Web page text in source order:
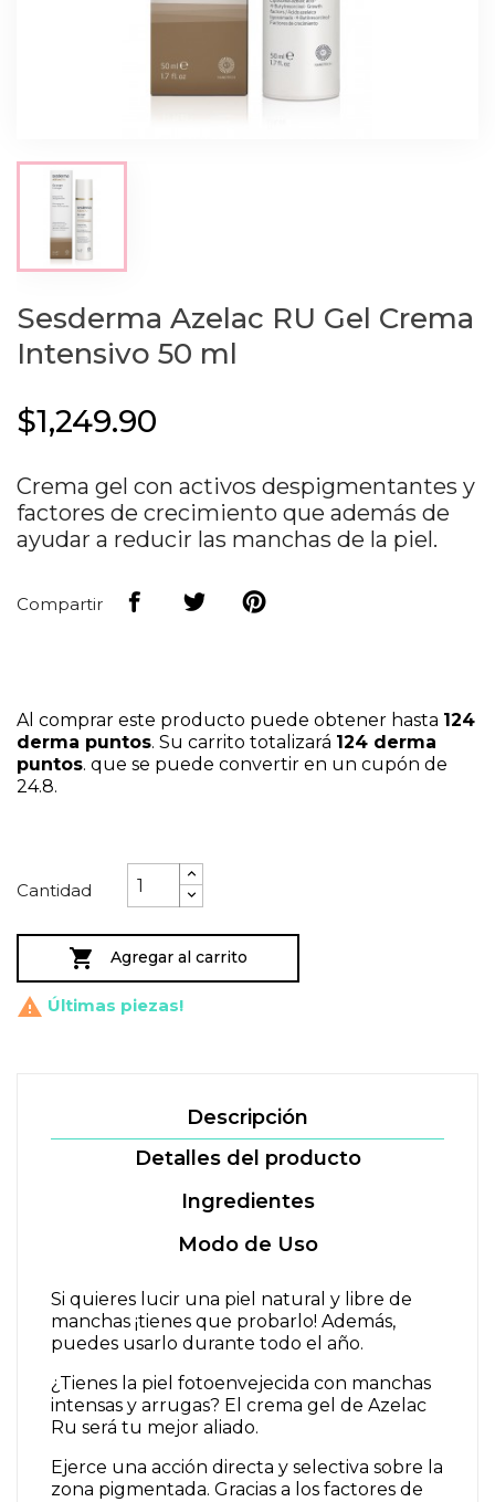
Sesderma Azelac RU Gel Crema
Intensivo 50 ml
$1,249.90
Crema gel con activos despigmentantes y
factores de crecimiento que además de
ayudar a reducir las manchas de la piel.
Compartir
Al comprar este producto puede obtener hasta 124
derma puntos. Su carrito totalizará 124 derma
puntos. que se puede convertir en un cupón de
24.8.
Cantidad
 Agregar al carrito
 Últimas piezas!
Descripción
Detalles del producto
Ingredientes
Modo de Uso
Si quieres lucir una piel natural y libre de
manchas ¡tienes que probarlo! Además,
puedes usarlo durante todo el año.
¿Tienes la piel fotoenvejecida con manchas
intensas y arrugas? El crema gel de Azelac
Ru será tu mejor aliado.
Ejerce una acción directa y selectiva sobre la
zona pigmentada. Gracias a los factores de